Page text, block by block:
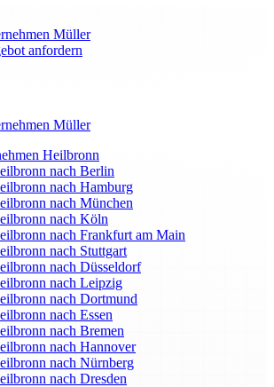
Müller
anfordern
Müller
Heilbronn
nach Berlin
nach Hamburg
nach München
nach Köln
nach Frankfurt am Main
nach Stuttgart
nach Düsseldorf
nach Leipzig
nach Dortmund
nach Essen
nach Bremen
nach Hannover
nach Nürnberg
nach Dresden